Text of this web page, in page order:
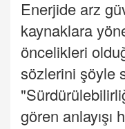
Enerjide arz
kaynaklara
öncelikleri
sözlerini şöyle
gören anlayışı